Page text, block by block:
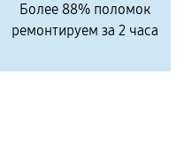
Более 88% поломок
ремонтируем за 2 часа